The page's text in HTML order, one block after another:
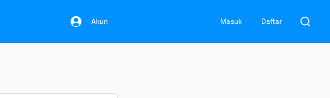
Akun Masuk Daftar